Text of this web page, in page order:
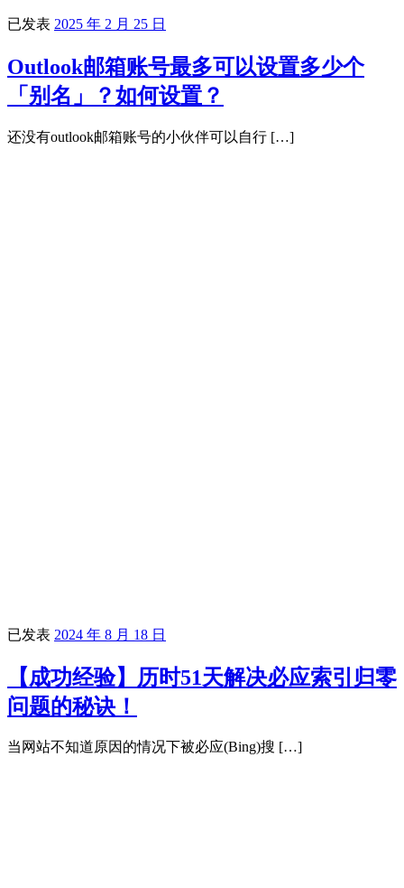
已发表 2025 年 2 月 25 日
Outlook邮箱账号最多可以设置多少个
「别名」？如何设置？
还没有outlook邮箱账号的小伙伴可以自行 […]
已发表 2024 年 8 月 18 日
【成功经验】历时51天解决必应索引归零
问题的秘诀！
当网站不知道原因的情况下被必应(Bing)搜 […]